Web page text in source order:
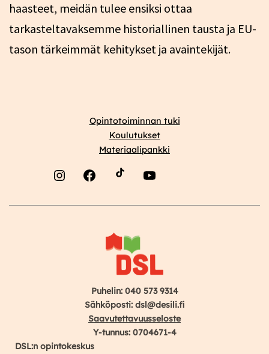
haasteet, meidän tulee ensiksi ottaa
tarkasteltavaksemme historiallinen tausta ja EU-
tason tärkeimmät kehitykset ja avaintekijät.
Opintotoiminnan tuki
Koulutukset
Materiaalipankki
Puhelin: 040 573 9314
Sähköposti: dsl@desili.fi
Saavutettavuusseloste
Y-tunnus: 0704671-4
DSL:n opintokeskus